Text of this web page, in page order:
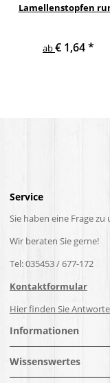
Lamellenstopfen
ab€ 1,64*
Service
Sie haben eine Frage
Wir beraten Sie gerne!
Tel: 035453 / 677-172
Kontaktformular
Hier finden Sie
Informationen
Wissenswertes